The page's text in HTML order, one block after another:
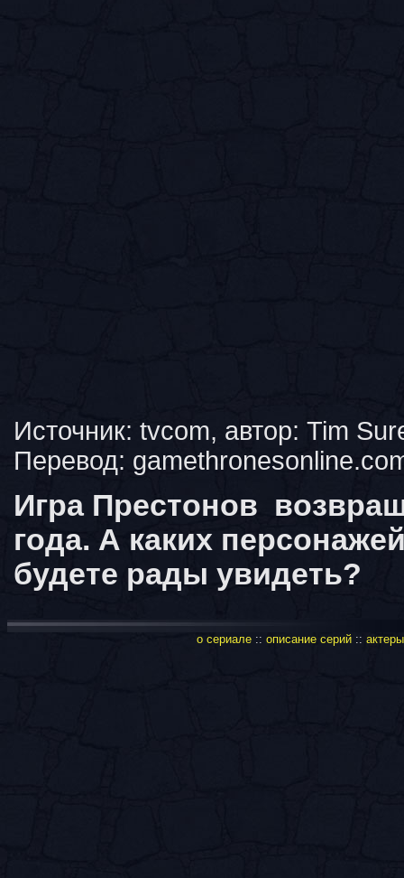
Источник: tvcom, автор: Tim
Перевод:
Игра Престонов
года. А каких
будете рады увидеть?
о сериале :: описание серий ::